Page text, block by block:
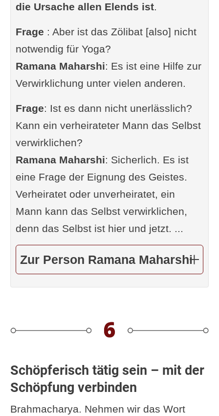
die Ursache allen Elends ist.
Frage : Aber ist das Zölibat [also] nicht
notwendig für Yoga?
Ramana Maharshi: Es ist eine Hilfe zur
Verwirklichung unter vielen anderen.
Frage: Ist es dann nicht unerlässlich?
Kann ein verheirateter Mann das Selbst
verwirklichen?
Ramana Maharshi: Sicherlich. Es ist
eine Frage der Eignung des Geistes.
Verheiratet oder unverheiratet, ein
Mann kann das Selbst verwirklichen,
denn das Selbst ist hier und jetzt. ...
Zur Person Ramana Maharshi
Schöpferisch tätig sein – mit der
Schöpfung verbinden
Brahmacharya. Nehmen wir das Wort